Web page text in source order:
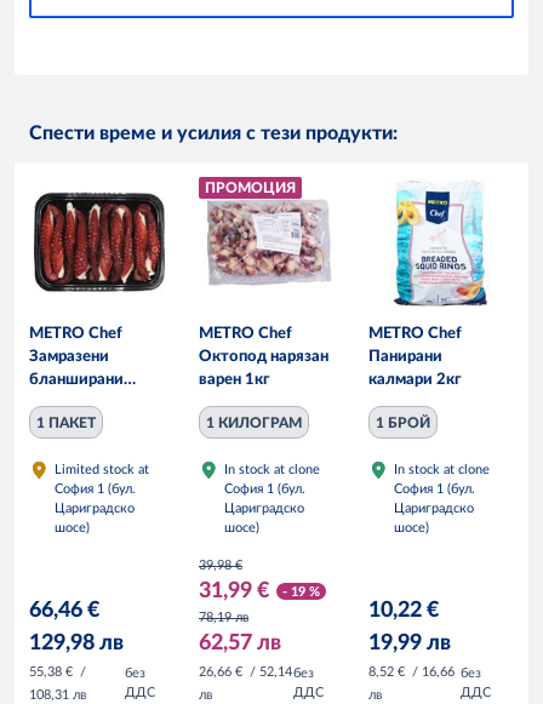
Спести време и усилия с тези продукти:
METRO Chef
Замразени
бланширани
пипала на
октопод 1,5кг
1 ПАКЕТ
Limited stock at
София 1 (бул.
Цариградско
шосе)
66,46 €
129,98 лв
55,38 €
/
108,31 лв
без
ДДС
ПРОМОЦИЯ
METRO Chef
Октопод нарязан
варен 1кг
1 КИЛОГРАМ
In stock at clone
София 1 (бул.
Цариградско
шосе)
39,98 €
31,99 €
- 19 %
78,19 лв
62,57 лв
26,66 €
/ 52,14
лв
без
ДДС
METRO Chef
Панирани
калмари 2кг
1 БРОЙ
In stock at clone
София 1 (бул.
Цариградско
шосе)
10,22 €
19,99 лв
8,52 €
/ 16,66
лв
без
ДДС